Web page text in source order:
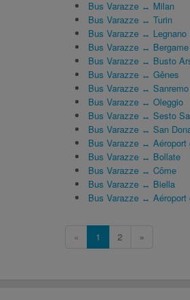
Bus Varazze ↔ Milan
Bus Varazze ↔ Turin
Bus Varazze ↔ Legnano
Bus Varazze ↔ Bergame
Bus Varazze ↔ Busto
Bus Varazze ↔ Gênes
Bus Varazze ↔ Sanremo
Bus Varazze ↔ Oleggio
Bus Varazze ↔ Sesto
Bus Varazze ↔ San
Bus Varazze ↔ Aéroport
Bus Varazze ↔ Bollate
Bus Varazze ↔ Côme
Bus Varazze ↔ Biella
Bus Varazze ↔ Aéroport
« 1 2 »